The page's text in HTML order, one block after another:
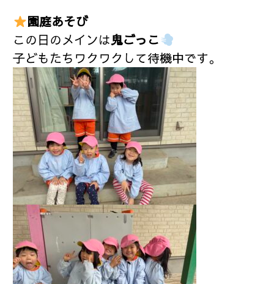
園庭あそび
この日のメインは鬼ごっこ
子どもたちワクワクして待機中です。